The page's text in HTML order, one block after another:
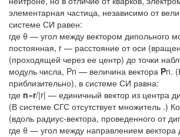
элементарная частица, независимо от
системе СИ равен:
где θ — угол между вектором дипольного
постоянная, r — расстояние от оси
(проходящей через ее центр) до точки
модуль числа, Pn — величина вектора Pn.
приблизительно), в системе СИ равна:
где n=r/|r| — единичный вектор из центра
(В системе СГС отсутствует множитель .)
(вдоль радиус-вектора, проведенного от
где θ — угол между направлением вектора